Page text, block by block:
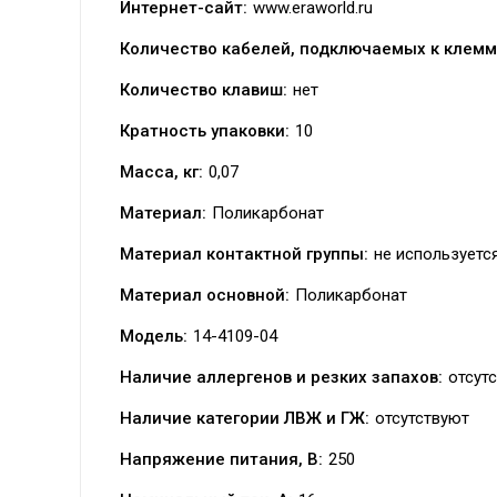
Интернет-сайт: www.eraworld.ru
Количество кабелей, подключаемых к
Количество клавиш: нет
Кратность упаковки: 10
Масса, кг: 0,07
Материал: Поликарбонат
Материал контактной группы: не
Материал основной: Поликарбонат
Модель: 14-4109-04
Наличие аллергенов и резких запахов:
Наличие категории ЛВЖ и ГЖ: отсутствуют
Напряжение питания, В: 250